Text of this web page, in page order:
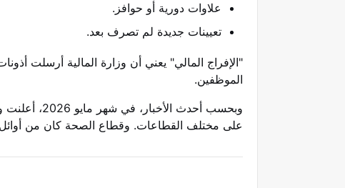
علاوات دورية أو حوافز.
تعيينات جديدة لم تصرف بعد.
"الإفراج المالي" يعني أن وزارة المالية أرسلت
الموظفين.
وبحسب أحدث الأخبار، في شهر مايو 2026، أعلنت وزارة المالية الإفراج عن مرتبات
على مختلف القطاعات. وقطاع الصحة كان من